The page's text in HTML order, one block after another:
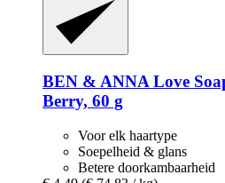
BEN & ANNA Love
Berry, 60 g
Voor elk haartype
Soepelheid & glans
Betere doorkambaarheid